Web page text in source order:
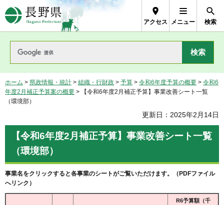
長野県Nagano Prefecture
アクセス メニュー 検索
ホーム > 県政情報・統計 > 組織・行財政 > 予算 > 令和6年度予算の概要 > 令和6
年度2月補正予算案の概要 > 【令和6年度2月補正予算】事業改善シート一覧
（環境部）
更新日：2025年2月14日
【令和6年度2月補正予算】事業改善シート一覧
（環境部）
事業名をクリックすると各事業のシートがご覧いただけます。（PDFファイル
へリンク）
R6予算額（千